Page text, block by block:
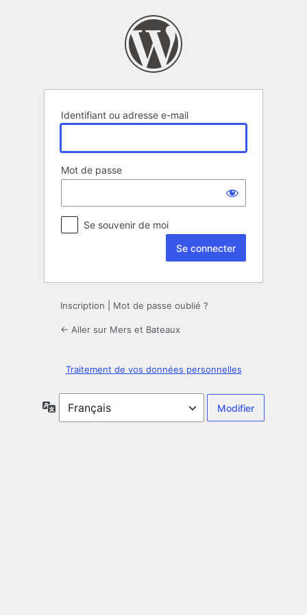
Identifiant ou adresse e-mail
Mot de passe
Se souvenir de moi
Inscription Mot de passe oublié ?
← Aller sur Mers et Bateaux
Traitement de vos données personnelles
Langue